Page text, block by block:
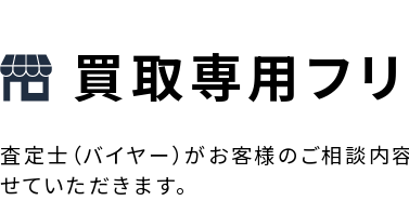
買取専用フ
査定士（バイヤー）がお客様のご相談内
せていただきます。